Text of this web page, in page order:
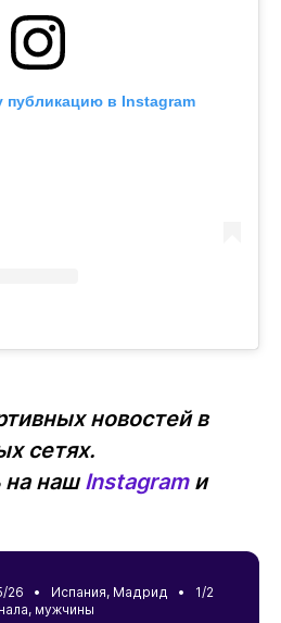
публикацию в Instagram
новостей в
сетях.
на нашInstagramи
26 • Испания, Мадрид
• 1/2
мужчины